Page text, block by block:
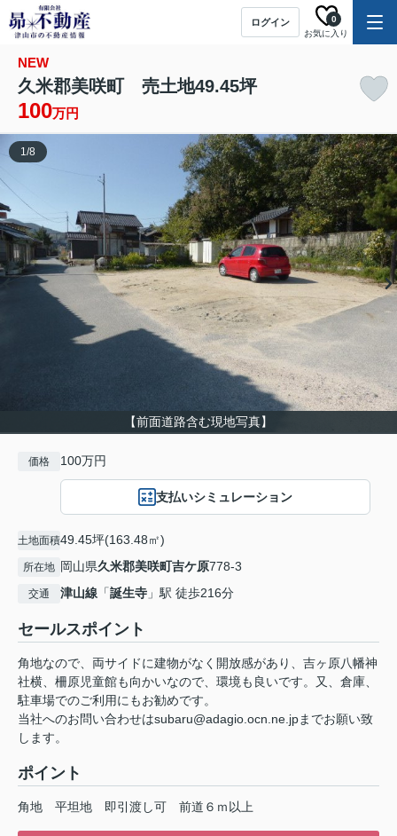
ログイン
お気に入り
0
NEW
久米郡美咲町 売土地49.45坪
100万円
【前面道路含む現地写真】
1/8
価格 100万円
支払いシミュレーション
土地面積49.45坪(163.48㎡)
所在地 岡山県久米郡美咲町吉ケ原778-3
交通 津山線 「誕生寺 」駅 徒歩216分
セールスポイント
角地なので、両サイドに建物がなく開放感があり、吉ヶ原八幡神
社横、柵原児童館も向かいなので、環境も良いです。又、倉庫、
駐車場でのご利用にもお勧めです。
当社へのお問い合わせはsubaru@adagio.ocn.ne.jpまでお願い致
します。
ポイント
角地 平坦地 即引渡し可 前道６ｍ以上